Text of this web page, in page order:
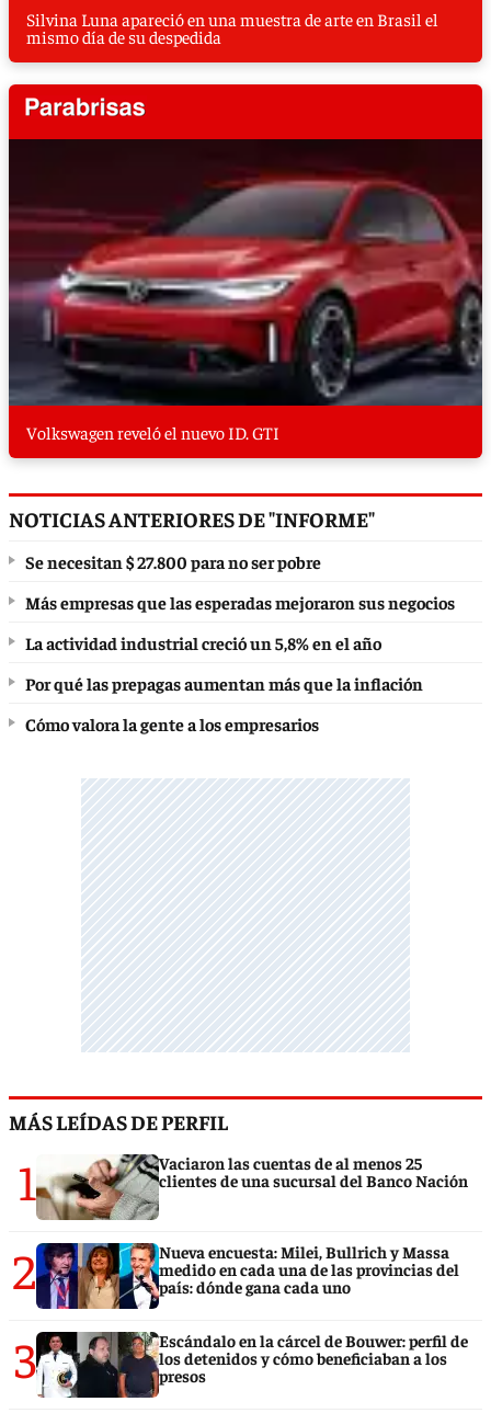
Silvina Luna apareció en una muestra de arte en Brasil el
mismo día de su despedida
Volkswagen reveló el nuevo ID. GTI
NOTICIAS ANTERIORES DE "INFORME"
Se necesitan $ 27.800 para no ser pobre
Más empresas que las esperadas mejoraron sus negocios
La actividad industrial creció un 5,8% en el año
Por qué las prepagas aumentan más que la inflación
Cómo valora la gente a los empresarios
MÁS LEÍDAS DE PERFIL
1
Vaciaron las cuentas de al menos 25
clientes de una sucursal del Banco Nación
2
Nueva encuesta: Milei, Bullrich y Massa
medido en cada una de las provincias del
país: dónde gana cada uno
3
Escándalo en la cárcel de Bouwer: perfil de
los detenidos y cómo beneficiaban a los
presos